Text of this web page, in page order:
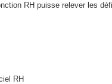
RH puisse relever les
RH